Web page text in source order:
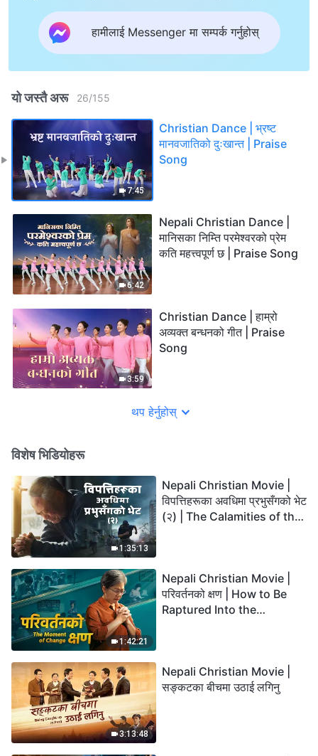
हामीलाई Messenger मा सम्पर्क गर्नुहोस्
यो जस्तै अरू 26/155
7:45
Christian Dance | भ्रष्ट
मानवजातिको दुःखान्त | Praise
Song
6:42
Nepali Christian Dance |
मानिसका निम्ति परमेश्‍वरको प्रेम
कति महत्त्वपूर्ण छ | Praise Song
3:59
Christian Dance | हाम्रो
अव्यक्त बन्धनको गीत | Praise
Song
थप हेर्नुहोस्
विशेष भिडियोहरू
1:35:13
Nepali Christian Movie |
विपत्तिहरूका अवधिमा प्रभुसँगको भेट
(२) | The Calamities of the
1:42:21
Nepali Christian Movie |
परिवर्तनको क्षण | How to Be
Raptured Into the
3:13:48
Nepali Christian Movie |
सङ्कटका बीचमा उठाई लगिनु